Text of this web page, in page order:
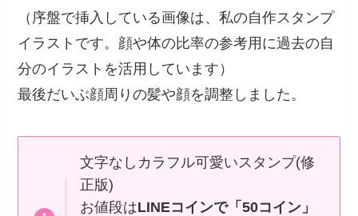
（序盤で挿入している画像は、私の自作スタンプ
イラストです。顔や体の比率の参考用に過去の自
分のイラストを活用しています）
最後だいぶ顔周りの髪や顔を調整しました。
文字なしカラフル可愛いスタンプ(修
正版)
お値段はLINEコインで「50コイン」